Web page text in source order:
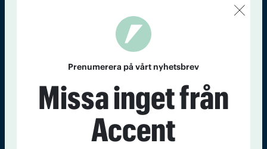
Accent
Prenumerera på vårt nyhetsbrev
Missa inget från
Accent